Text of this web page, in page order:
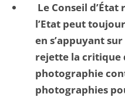
Le Conseil
l’Etat peut
en s’appuyant
rejette la critique
photographie
photographies